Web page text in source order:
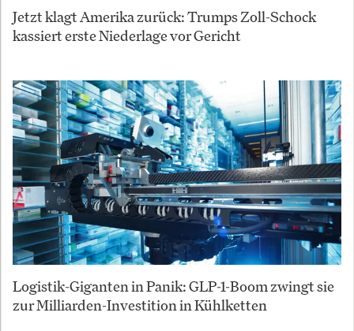
Jetzt klagt Amerika zurück: Trumps Zoll-Schock
kassiert erste Niederlage vor Gericht
Logistik-Giganten in Panik: GLP-1-Boom zwingt sie
zur Milliarden-Investition in Kühlketten